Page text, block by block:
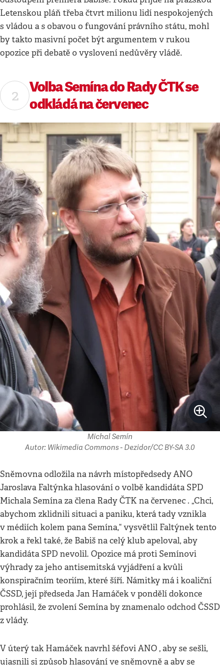
Letenskou pláň třeba čtvrt milionu lidí nespokojených
s vládou a s obavou o fungování právního státu, mohl
by takto masivní počet být argumentem v rukou
opozice při debatě o vyslovení nedůvěry vládě.
Volba Semína do Rady ČTK se
odkládá na červenec
Michal Semín
Autor: Wikimedia Commons - Dezidor/CC BY-SA 3.0
Sněmovna odložila na návrh místopředsedy ANO
Jaroslava Faltýnka hlasování o volbě kandidáta SPD
Michala Semína za člena Rady ČTK na červenec . „Chci,
abychom zklidnili situaci a paniku, která tady vznikla
v médiích kolem pana Semína,“ vysvětlil Faltýnek tento
krok a řekl také, že Babiš na celý klub apeloval, aby
kandidáta SPD nevolil. Opozice má proti Semínovi
výhrady za jeho antisemitská vyjádření a kvůli
konspiračním teoriím, které šíří. Námitky má i koaliční
ČSSD, její předseda Jan Hamáček v pondělí dokonce
prohlásil, že zvolení Semína by znamenalo odchod ČSSD
z vlády.
V úterý tak Hamáček navrhl šéfovi ANO , aby se sešli,
ujasnili si způsob hlasování ve sněmovně a aby se